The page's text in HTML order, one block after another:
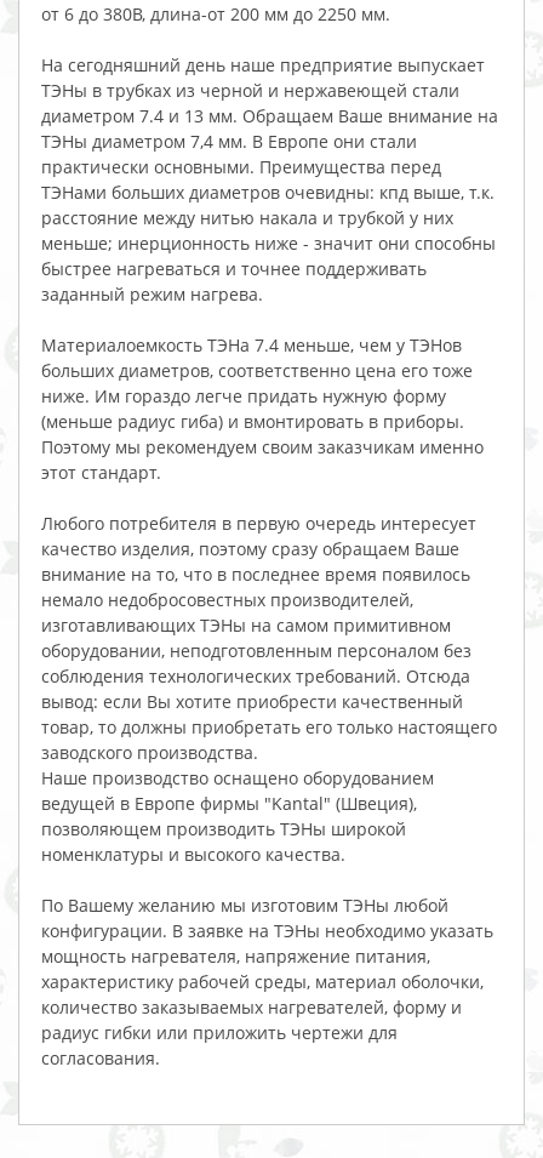
от 6 до 380В, длина-от 200 мм до 2250 мм.
На сегодняшний день наше предприятие выпускает
ТЭНы в трубках из черной и нержавеющей стали
диаметром 7.4 и 13 мм. Обращаем Ваше внимание на
ТЭНы диаметром 7,4 мм. В Европе они стали
практически основными. Преимущества перед
ТЭНами больших диаметров очевидны: кпд выше, т.к.
расстояние между нитью накала и трубкой у них
меньше; инерционность ниже - значит они способны
быстрее нагреваться и точнее поддерживать
заданный режим нагрева.
Материалоемкость ТЭНа 7.4 меньше, чем у ТЭНов
больших диаметров, соответственно цена его тоже
ниже. Им гораздо легче придать нужную форму
(меньше радиус гиба) и вмонтировать в приборы.
Поэтому мы рекомендуем своим заказчикам именно
этот стандарт.
Любого потребителя в первую очередь интересует
качество изделия, поэтому сразу обращаем Ваше
внимание на то, что в последнее время появилось
немало недобросовестных производителей,
изготавливающих ТЭНы на самом примитивном
оборудовании, неподготовленным персоналом без
соблюдения технологических требований. Отсюда
вывод: если Вы хотите приобрести качественный
товар, то должны приобретать его только настоящего
заводского производства.
Наше производство оснащено оборудованием
ведущей в Европе фирмы "Kantal" (Швеция),
позволяющем производить ТЭНы широкой
номенклатуры и высокого качества.
По Вашему желанию мы изготовим ТЭНы любой
конфигурации. В заявке на ТЭНы необходимо указать
мощность нагревателя, напряжение питания,
характеристику рабочей среды, материал оболочки,
количество заказываемых нагревателей, форму и
радиус гибки или приложить чертежи для
согласования.